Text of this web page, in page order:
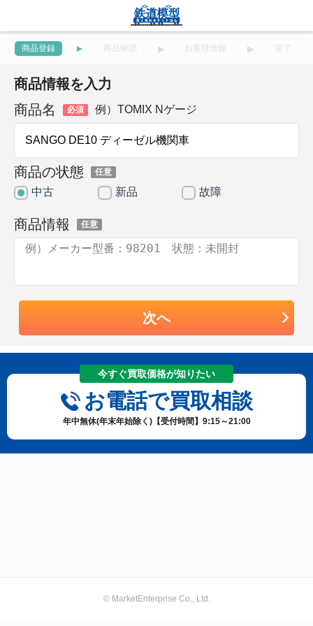
商品登録 商品確認 お客様情報 完了
商品情報を入力
商品名
必須 例）TOMIX Nゲージ
商品の状態 任意
中古 新品 故障
商品情報 任意
次へ
今すぐ買取価格が知りたい
お電話で買取相談
年中無休(年末年始除く)【受付時間】9:15～21:00
© MarketEnterprise Co., Ltd.